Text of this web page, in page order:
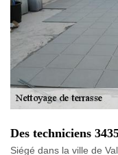
Des techniciens
Siégé dans la ville de